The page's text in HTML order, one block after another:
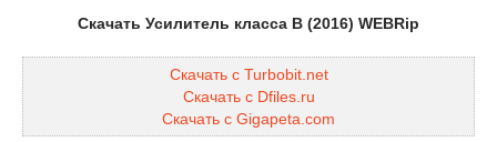
Скачать Усилитель класса B (2016) WEBRip
Скачать с Turbobit.net
Скачать с Dfiles.ru
Скачать с Gigapeta.com